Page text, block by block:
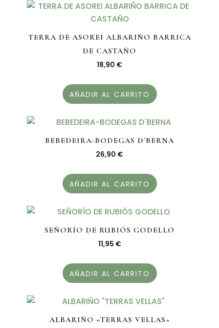
TERRA DE ASOREI ALBARIÑO BARRICA
DE CASTAÑO
18,90 €
AÑADIR AL CARRITO
BEBEDEIRA-BODEGAS D´BERNA
26,90 €
AÑADIR AL CARRITO
SEÑORÍO DE RUBIÓS GODELLO
11,95 €
AÑADIR AL CARRITO
ALBARIÑO «TERRAS VELLAS»